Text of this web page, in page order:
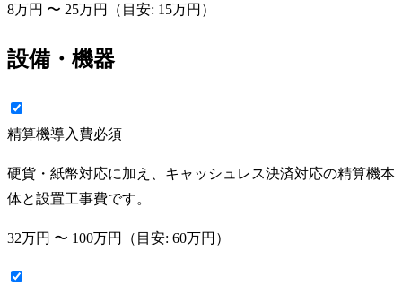
8万円 〜 25万円 （目安: 15万円 ）
設備・機器
精算機導入費必須
硬貨・紙幣対応に加え、キャッシュレス決済対応の精算機本
体と設置工事費です。
32万円 〜 100万円 （目安: 60万円 ）